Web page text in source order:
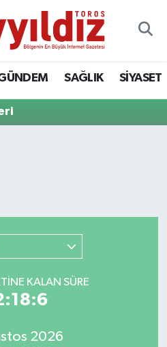
SAĞLIK SİYASET
KALAN SÜRE
2026